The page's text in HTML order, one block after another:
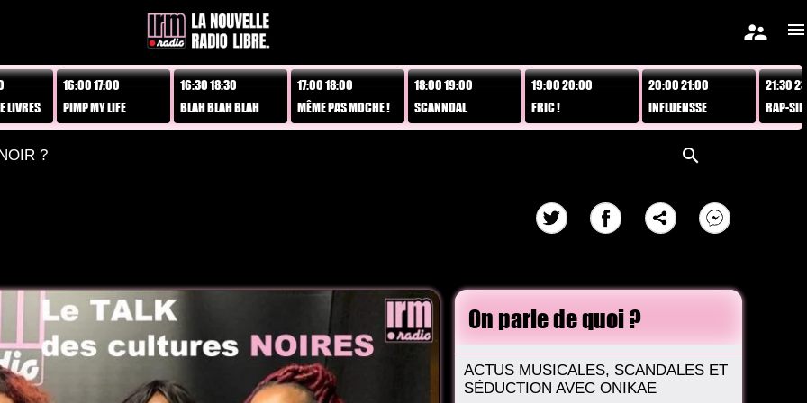
supervisor_account menu
16:00 17:00
PIMP MY LIFE
16:30 18:30
BLAH BLAH BLAH
17:00 18:00
MÊME PAS MOCHE !
18:00 19:00
SCANNDAL
19:00 20:00
20:00 21:00
INFLUENSSE
21:30 23:30
? search
On parle de quoi ?
ACTUS MUSICALES, SCANDALES ET
SÉDUCTION AVEC ONIKAE